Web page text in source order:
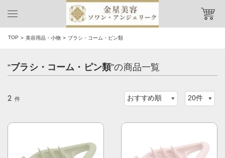
TOP 美容用品・小物 ブラシ・コーム・ピン類
“ブラシ・コーム・ピン類”の商品一覧
2 件